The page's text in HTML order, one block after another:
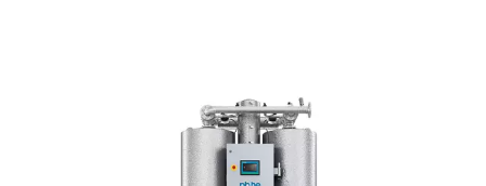
Verontreinigingen in perslucht, met name olie, stof en
kunnen de stikstofgenerator aantasten en de
gas verminderen. Daarom is effectieve